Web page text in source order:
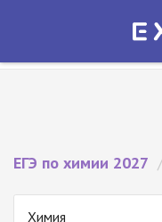
Экзамер —
ЕГЭ по химии 2027 /
Химия